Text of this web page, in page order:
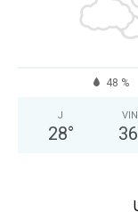
48 %
J
28°
VIN
36